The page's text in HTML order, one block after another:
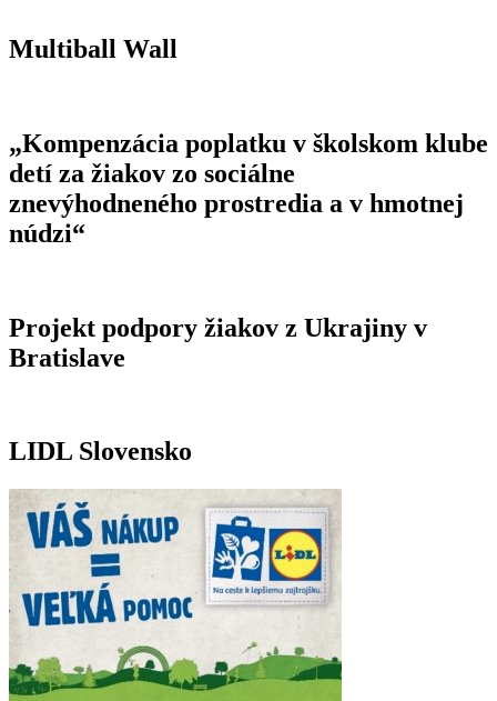
Multiball Wall
„Kompenzácia poplatku v školskom klube
detí za žiakov zo sociálne
znevýhodneného prostredia a v hmotnej
núdzi“
Projekt podpory žiakov z Ukrajiny v
Bratislave
LIDL Slovensko